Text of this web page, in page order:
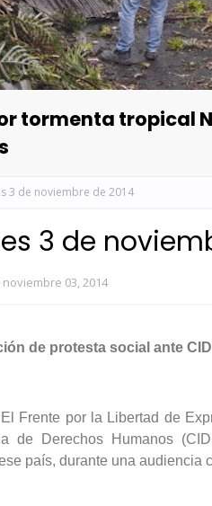
tormenta tropical
3 de noviembre de 2014
3 de
noviembre 03, 2014
de protesta social ante
Frente por la Libertad de
de Derechos Humanos
país, durante una audiencia